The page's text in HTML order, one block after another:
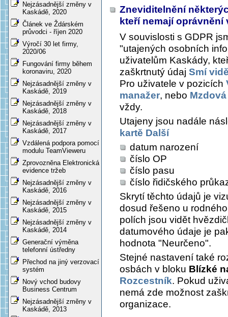
Nejzásadnější změny v
Kaskádě, 2020
Článek ve Ždárském
průvodci - říjen 2020
Výročí 30 let firmy,
2020/06
Fungování firmy během
koronaviru, 2020
Nejzásadnější změny v
Kaskádě, 2019
Nejzásadnější změny v
Kaskádě, 2018
Nejzásadnější změny v
Kaskádě, 2017
Vzdálená podpora pomocí
modulu TeamVieweru
Zprovozněna Elektronická
evidence tržeb
Nejzásadnější změny v
Kaskádě, 2016
Nejzásadnější změny v
Kaskádě, 2015
Nejzásadnější změny v
Kaskádě, 2014
Generační výměna
telefonní ústředny
Přechod na jiný verzovací
systém
Nový vchod budovy
Business Centrum
Nejzásadnější změny v
Kaskádě, 2013
Zneviditelnění
kteří nemají
V souvislosti s GDPR
"utajených osobních
uživatelům Kaskády,
zaškrtnutý údaj Smí
Pro uživatele v pozicích
manažer, nebo
vždy.
Utajeny jsou nadále
kartě Další
datum narození
číslo OP
číslo pasu
číslo řidičského
Skrytí těchto údajů je
dosud řešeno u
polích jsou vidět
datumového údaje je
hodnota "Neurčeno".
Stejné nastavení také
osbách v bloku Blízké
Rozcestník. Pokud
nemá zde možnost
organizace.